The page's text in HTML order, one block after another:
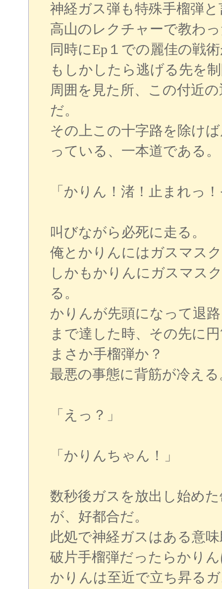
神経ガス弾も特殊手榴弾
高山のレクチャーで教わ
同時にEp１での麗佳の戦
もしかしたら逃げる先を
周囲を見た所、この付近
だ。
その上この十字路を除け
っている、一本道である。
「かりん！渚！止まれっ
叫びながら必死に走る。
俺とかりんにはガスマス
しかもかりんにガスマス
る。
かりんが先頭になって退
まで達した時、その先に
まさか手榴弾か？
最悪の事態に背筋が冷える
「えっ？」
「かりんちゃん！」
数秒後ガスを放出し始め
が、好都合だ。
此処で神経ガスはある意
破片手榴弾だったらかり
かりんは至近で立ち昇る